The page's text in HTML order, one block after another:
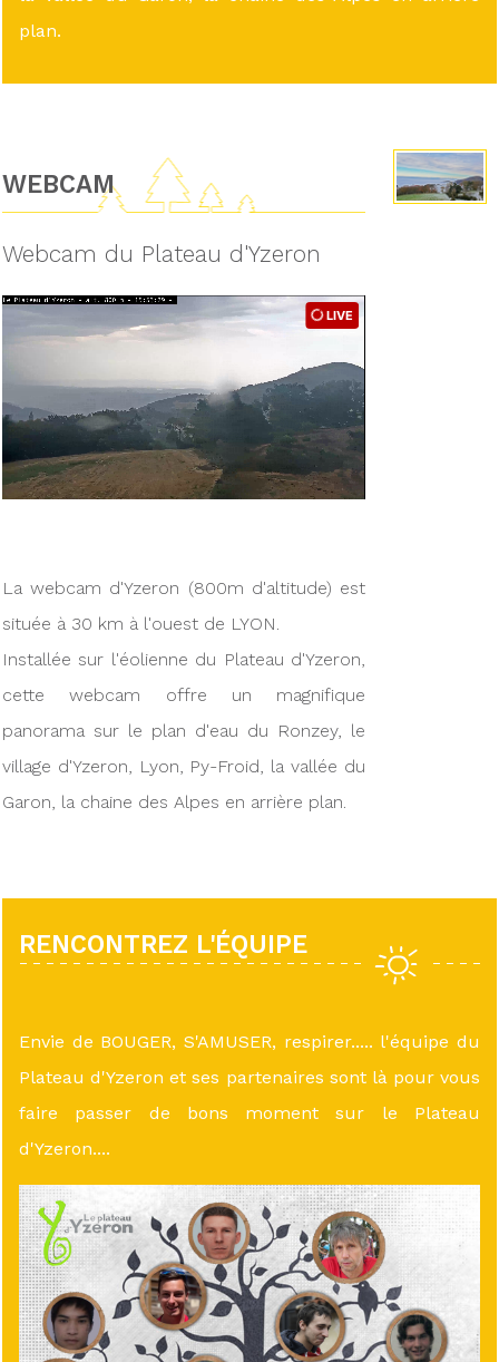
plan.
WEBCAM
Webcam du Plateau d'Yzeron
La webcam d'Yzeron (800m d'altitude) est
située à 30 km à l'ouest de LYON.
Installée sur l'éolienne du Plateau d'Yzeron,
cette webcam offre un magnifique
panorama sur le plan d'eau du Ronzey, le
village d'Yzeron, Lyon, Py-Froid, la vallée du
Garon, la chaine des Alpes en arrière plan.
RENCONTREZ L'ÉQUIPE
Envie de BOUGER, S'AMUSER, respirer..... l'équipe du
Plateau d'Yzeron et ses partenaires sont là pour vous
faire passer de bons moment sur le Plateau
d'Yzeron....